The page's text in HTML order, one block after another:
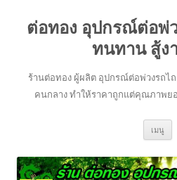
เนื้อหา
ต่อทอง อุปกรณ์ต่อพ่
ทนทาน สู้ง
ร้านต่อทอง ผู้ผลิต อุปกรณ์ต่อพ่วงรถไ
คนกลาง ทำให้ราคาถูกแต่คุณภาพยอ
เมนู